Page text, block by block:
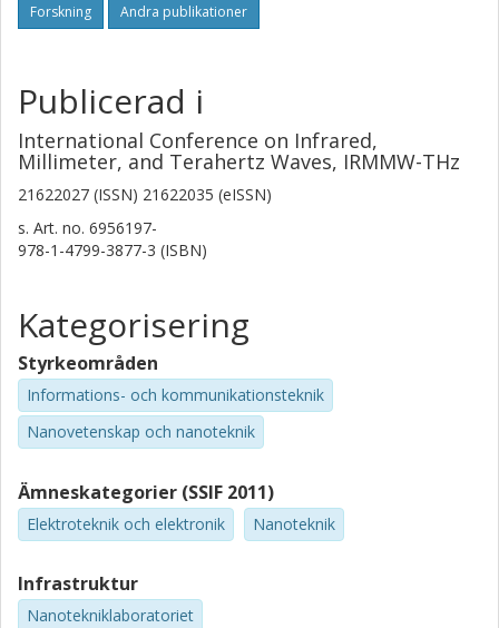
Forskning Andra publikationer
Publicerad i
International Conference on Infrared,
Millimeter, and Terahertz Waves, IRMMW-THz
21622027 (ISSN) 21622035 (eISSN)
s. Art. no. 6956197-
978-1-4799-3877-3 (ISBN)
Kategorisering
Styrkeområden
Informations- och kommunikationsteknik
Nanovetenskap och nanoteknik
Ämneskategorier (SSIF 2011)
Elektroteknik och elektronik Nanoteknik
Infrastruktur
Nanotekniklaboratoriet